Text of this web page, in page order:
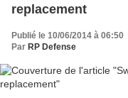
replacement
Publié le 10/06/2014 à 06:50
Par RP Defense